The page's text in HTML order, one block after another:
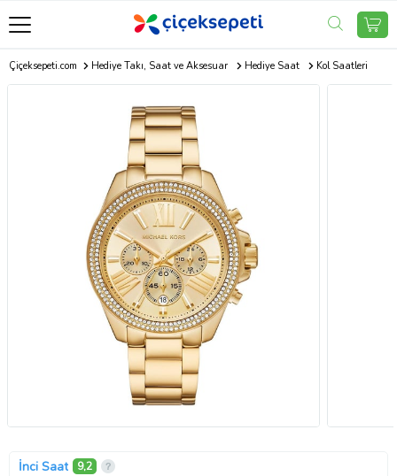
Çiçeksepeti.com Hediye Takı, Saat ve Aksesuar Hediye Saat Kol Saatleri
İnci Saat 9,2